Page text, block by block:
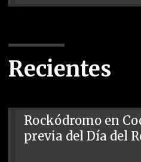
Recientes
Rockódromo en
previa del Día del